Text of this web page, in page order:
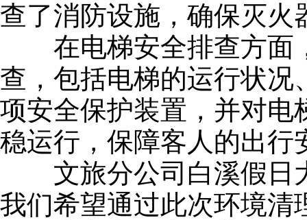
查了消防设施，确保灭火
在电梯安全排查方面
查，包括电梯的运行状况
项安全保护装置，并对电
稳运行，保障客人的出行
文旅分公司白溪假日大
我们希望通过此次环境清